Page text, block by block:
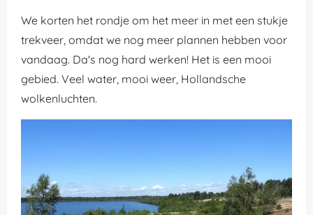
We korten het rondje om het meer in met een stukje
trekveer, omdat we nog meer plannen hebben voor
vandaag. Da's nog hard werken! Het is een mooi
gebied. Veel water, mooi weer, Hollandsche
wolkenluchten.